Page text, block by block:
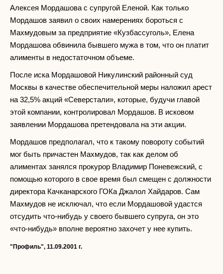
Алексея Мордашова с супругой Еленой. Как только
Мордашов заявил о своих намерениях бороться с
Махмудовым за предприятие «Кузбассуголь», Елена
Мордашова обвинила бывшего мужа в том, что он платит
алименты в недостаточном объеме.
После иска Мордашовой Никулинский районный суд
Москвы в качестве обеспечительной меры наложил арест
на 32,5% акций «Северстали», которые, будучи главой
этой компании, контролировал Мордашов. В исковом
заявлении Мордашова претендовала на эти акции.
Мордашов предполагал, что к такому повороту событий
мог быть причастен Махмудов, так как делом об
алиментах занялся прокурор Владимир Поневежский, с
помощью которого в свое время был смещен с должности
директора Качканарского ГОКа Джалол Хайдаров. Сам
Махмудов не исключал, что если Мордашовой удастся
отсудить что-нибудь у своего бывшего супруга, он это
«что-нибудь» вполне вероятно захочет у нее купить.
"Профиль", 11.09.2001 г.